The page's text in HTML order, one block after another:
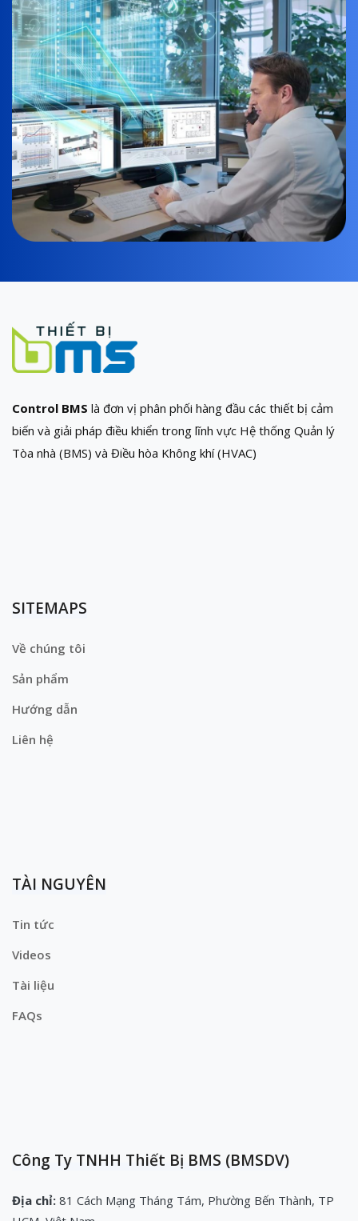
Control BMS là đơn vị phân phối hàng đầu các thiết bị cảm
biến và giải pháp điều khiển trong lĩnh vực Hệ thống Quản lý
Tòa nhà (BMS) và Điều hòa Không khí (HVAC)
SITEMAPS
Về chúng tôi
Sản phẩm
Hướng dẫn
Liên hệ
TÀI NGUYÊN
Tin tức
Videos
Tài liệu
FAQs
Công Ty TNHH Thiết Bị BMS (BMSDV)
Địa chỉ: 81 Cách Mạng Tháng Tám, Phường Bến Thành, TP